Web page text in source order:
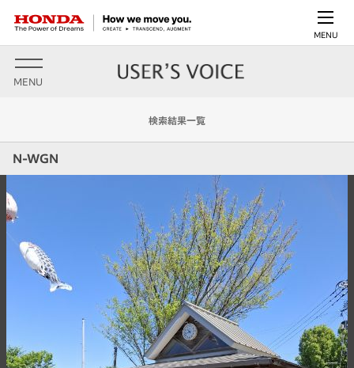
MENU
MENU
検索結果一覧
N-WGN